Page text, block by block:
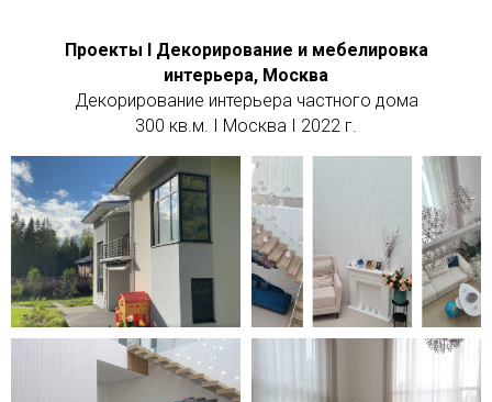
Проекты I Декорирование и мебелировка
интерьера, Москва
Декорирование интерьера частного дома
300 кв.м. I Москва I 2022 г.